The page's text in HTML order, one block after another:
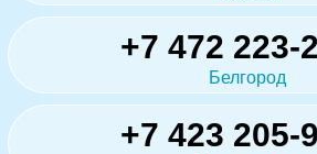
+7 472 223-
Белгород
+7 423 205-